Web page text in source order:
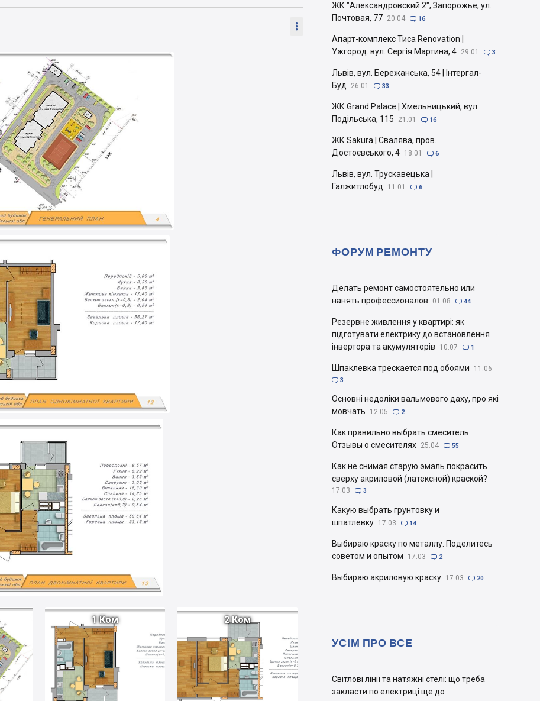

1 Ком 2 Ком
ЖК "Александровский 2", Запорожье, ул.
Почтовая, 77 20.04  16
Апарт-комплекс Тиса Renovation |
Ужгород. вул. Сергія Мартина, 4 29.01  3
Львів, вул. Бережанська, 54 | Інтергал-
Буд
26.01  33
ЖК Grand Palace | Хмельницький, вул.
Подільська, 115
21.01  16
ЖК Sakura | Свалява, пров.
Достоєвського, 4 18.01  6
Львів, вул. Трускавецька |
Галжитлобуд
11.01  6
Делать ремонт самостоятельно или
нанять профессионалов
01.08  44
Резервне живлення у квартирі: як
підготувати електрику до встановлення
інвертора та акумуляторів
10.07  1
Шпаклевка трескается под обоями 11.06
 3
Основні недоліки вальмового даху, про які
мовчать
12.05  2
Как правильно выбрать смеситель.
Отзывы о смесителях 25.04  55
Как не снимая старую эмаль покрасить
сверху акриловой (латексной) краской?
17.03  3
Какую выбрать грунтовку и
шпатлевку 17.03  14
Выбираю краску по металлу. Поделитесь
советом и опытом
17.03  2
Выбираю акриловую краску 17.03  20
ФОРУМ РЕМОНТУ
Світлові лінії та натяжні стелі: що треба
закласти по електриці ще до
УСІМ ПРО ВСЕ